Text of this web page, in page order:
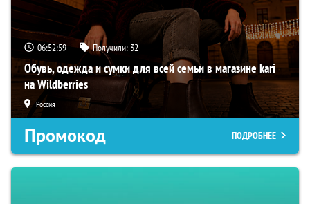
06:52:58 Получили: 32
Обувь, одежда и сумки для всей семьи в магазине kari
на Wildberries
Россия
Промокод ПОДРОБНЕЕ